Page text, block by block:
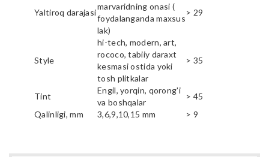
Yaltiroq darajasi
marvaridning onasi (
foydalanganda maxsus
lak)
> 29
Style
hi-tech, modern, art,
rococo, tabiiy daraxt
kesmasi ostida yoki
tosh plitkalar
> 35
Tint
Engil, yorqin, qorong'i
va boshqalar
> 45
Qalinligi, mm
3,6,9,10,15 mm > 9